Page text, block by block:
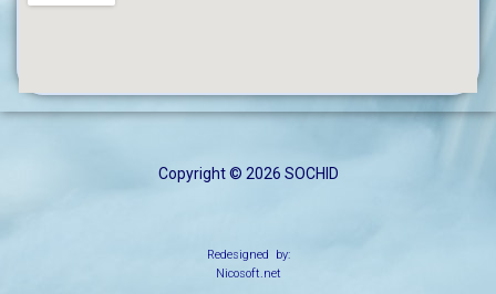
Copyright © 2026 SOCHID
Redesigned by:
Nicosoft.net